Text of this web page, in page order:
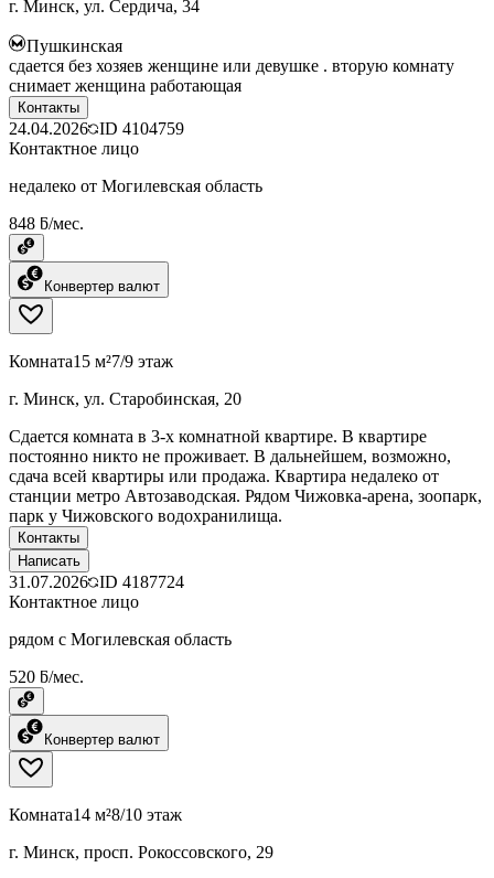
г. Минск, ул. Сердича, 34
Пушкинская
сдается без хозяев женщине или девушке . вторую комнату
снимает женщина работающая
Контакты
24.04.2026 ID 4104759
Контактное лицо
недалеко от Могилевская область
848 ƃ/мес.
Конвертер валют
Комната15 м²7/9 этаж
г. Минск, ул. Старобинская, 20
Сдается комната в 3-х комнатной квартире. В квартире
постоянно никто не проживает. В дальнейшем, возможно,
сдача всей квартиры или продажа. Квартира недалеко от
станции метро Автозаводская. Рядом Чижовка-арена, зоопарк,
парк у Чижовского водохранилища.
Контакты
Написать
31.07.2026 ID 4187724
Контактное лицо
рядом с Могилевская область
520 ƃ/мес.
Конвертер валют
Комната14 м²8/10 этаж
г. Минск, просп. Рокоссовского, 29